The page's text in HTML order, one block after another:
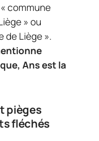
commune
» ou
de Liège ».
Ans est la
pièges
fléchés